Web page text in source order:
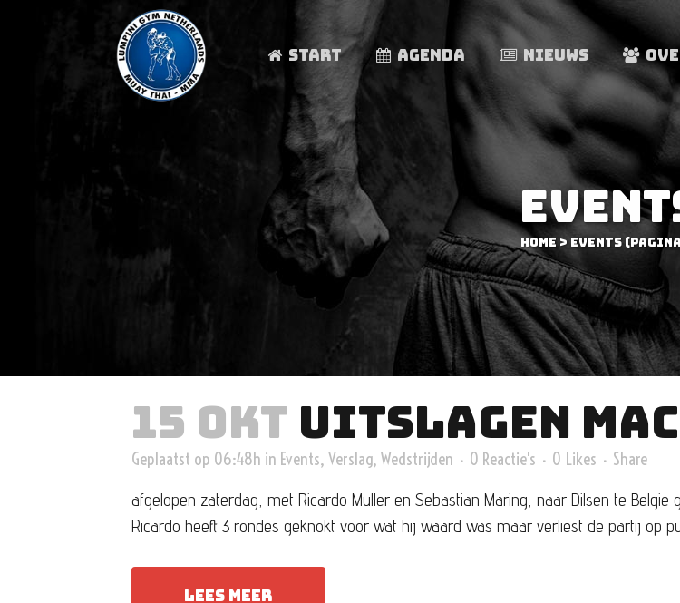
START AGENDA NIEUWS
Home > Events
15 OKT UITSLAGEN
Geplaatst op 06:48h in Events, Verslag, Wedstrijden 0 Reactie's 0 Likes Share
afgelopen zaterdag, met Ricardo Muller en Sebastian Maring, naar Dilsen te
Ricardo heeft 3 rondes geknokt voor wat hij waard was maar verliest de partij op
LEES MEER